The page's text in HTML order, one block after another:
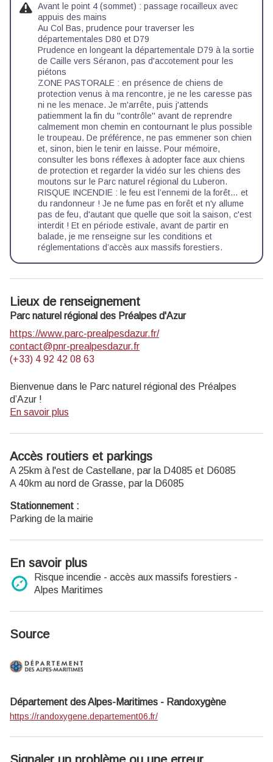
Avant le point 4 (sommet) : passage rocailleux avec
appuis des mains
Au Col Bas, prudence pour traverser les
départementales D80 et D79
Prudence en longeant la départementale D79 à la sortie
de Caille vers Séranon, pas d'accotement pour les
piétons
ZONE PASTORALE : en présence de chiens de
protection venus à ma rencontre, je ne les caresse pas
ni ne les menace. Je m'arrête, puis j'attends
patiemment la fin du ''contrôle'' avant de reprendre
calmement mon chemin en contournant le plus possible
le troupeau. De préférence, ne pas emmener son chien
et, sinon, bien le tenir en laisse. Pour mémoire,
consulter les bons réflexes à adopter face aux chiens
de protection et regarder la vidéo sur les chiens des
moutons sur le Parc naturel régional du Luberon.
RISQUE INCENDIE : le feu est l’ennemi de la forêt… et
du randonneur ! Je ne fume pas en forêt et n'y allume
pas de feu, d'autant que quelle que soit la saison, c'est
interdit ! Et en période estivale, avant de partir en
balade, je me renseigne sur les conditions et
réglementations d’accès aux massifs forestiers.
Lieux de renseignement
Parc naturel régional des Préalpes d'Azur
https://www.parc-prealpesdazur.fr/
contact@pnr-prealpesdazur.fr
(+33) 4 92 42 08 63
Bienvenue dans le Parc naturel régional des Préalpes
d’Azur !
Découvrez la richesse unique de la géologie, de la faune et
différents itinéraires de cheminsdesparcs.
Profitez d’autres activités natureproposées dans le Parc.
du Parc.
En savoir plus
Accès routiers et parkings
A 25km à l'est de Castellane, par la D4085 et D6085
A 40km au nord de Grasse, par la D6085
Stationnement :
Parking de la mairie
En savoir plus
Risque incendie - accès aux massifs forestiers -
Alpes Maritimes
Source
Département des Alpes-Maritimes - Randoxygène
https://randoxygene.departement06.fr/